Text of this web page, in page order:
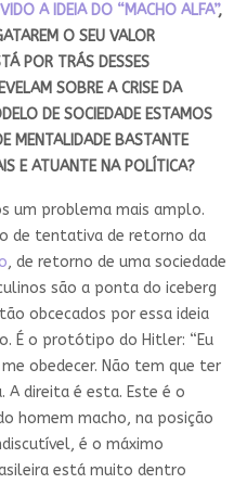
A IDEIA DO “MACHO ALFA”,
O SEU VALOR
POR TRÁS DESSES
SOBRE A CRISE DA
DE SOCIEDADE ESTAMOS
MENTALIDADE BASTANTE
E ATUANTE NA POLÍTICA?
um problema mais amplo.
de tentativa de retorno da
, de retorno de uma sociedade
são a ponta do iceberg
obcecados por essa ideia
É o protótipo do Hitler: “Eu
obedecer. Não tem que ter
A direita é esta. Este é o
homem macho, na posição
é o máximo
está muito dentro